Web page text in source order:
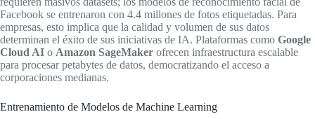
Facebook se entrenaron con 4.4 millones de fotos etiquetadas. Para
empresas, esto implica que la calidad y volumen de sus datos
determinan el éxito de sus iniciativas de IA. Plataformas como Google
Cloud AI o Amazon SageMaker ofrecen infraestructura escalable
para procesar petabytes de datos, democratizando el acceso a
corporaciones medianas.
Entrenamiento de Modelos de Machine Learning